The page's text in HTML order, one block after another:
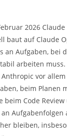
2026 Claude
baut auf Claude
an Aufgaben, bei
arbeiten
vor allem
beim Planen
beim Code
Aufgabenfolgen
bleiben,